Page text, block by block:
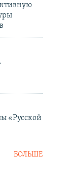
«Русской
БОЛЬШЕ